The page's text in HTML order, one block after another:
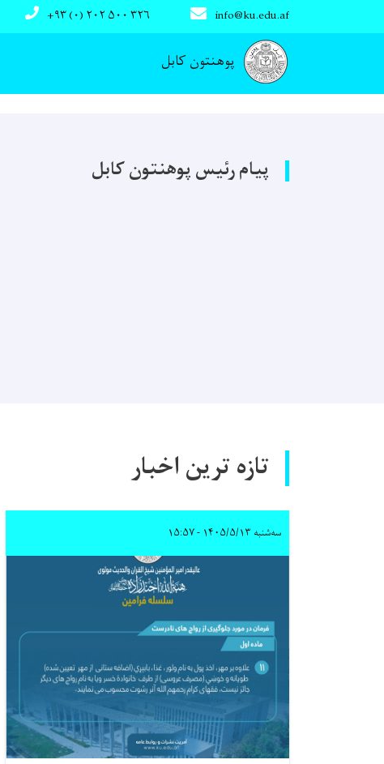
پوهنتون کابل
info@ku.edu.af +۹۳ (۰) ۲۰۲ ۵۰۰ ۳۲۶
Main navigation
پیام رئیس پوهنتون کابل
تازه ترین اخبار
سه‌شنبه ۱۴۰۵/۵/۱۳ - ۱۵:۵۷